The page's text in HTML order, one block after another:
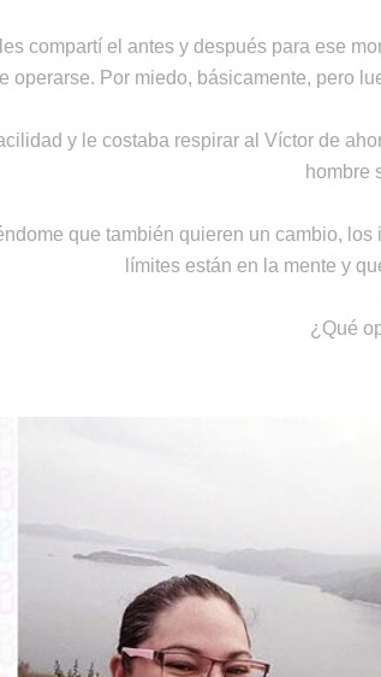
compartí el antes y después para ese
operarse. Por miedo, básicamente, pero
y le costaba respirar al Víctor de
hombre
que también quieren un cambio,
límites están en la mente y
¿Qué